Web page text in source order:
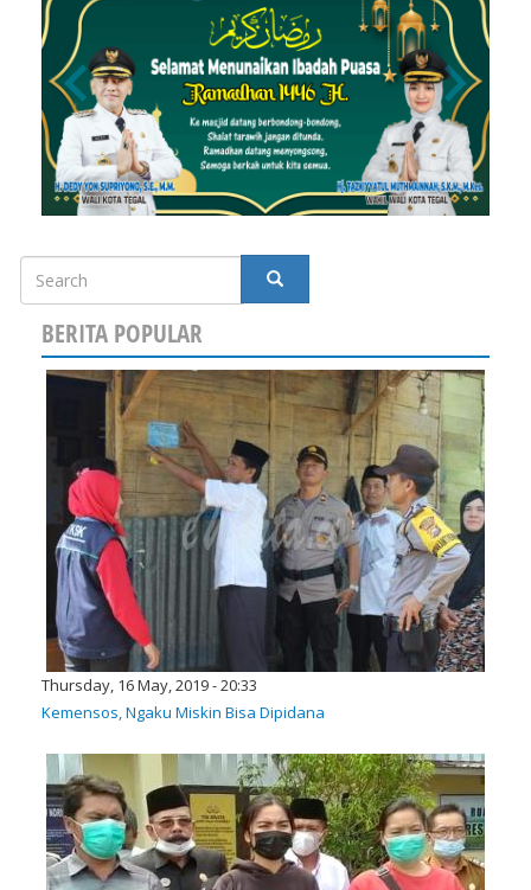
Search
SEARCH
BERITA POPULAR
Thursday, 16 May, 2019 - 20:33
Kemensos, Ngaku Miskin Bisa Dipidana